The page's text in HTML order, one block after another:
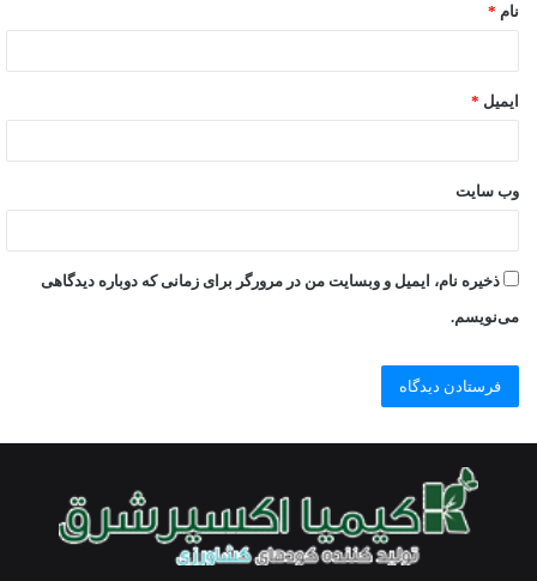
نام *
ایمیل *
وب‌ سایت
ذخیره نام، ایمیل و وبسایت من در مرورگر برای زمانی که دوباره دیدگاهی
می‌نویسم.